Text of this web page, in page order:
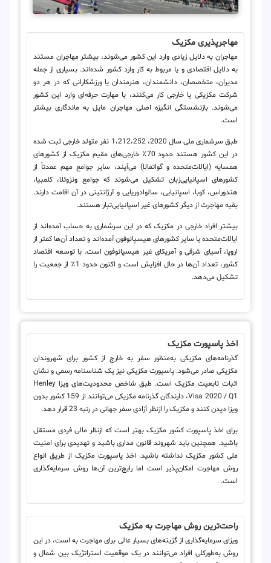
مهاجرپذیری مکزیک
مهاجران به دلایل زیادی وارد این کشور می‌شوند، بیشتر مهاجران مستند
به دلایل اقتصادی و یا مربوط به کار وارد کشور شده‌اند. بسیاری از جمله
مدیران، متخصصان، دانشمندان، هنرمندان یا ورزشکارانی که در هر دو
شرکت مکزیکی یا خارجی کار می‌کنند، با مهارت حرفه‌ای وارد این کشور
می‌شوند. بازنشستگی انگیزه اصلی مهاجران مایل به ماندگاری بیشتر
است.
طبق سرشماری ملی سال 2020، 1،212،252 نفر متولد خارجی ثبت‌ شده
در این کشور هستند حدود 70٪ خارجی‌های مقیم مکزیک از کشورهای
همسایه (ایالات‌متحده و گواتمالا) می‌آیند، سایر جوامع مهم عمدتاً از
کشورهای اسپانیایی‌زبان تشکیل می‌شوند که جوامع ونزوئلا، کلمبیا،
هندوراس، کوبا، اسپانیایی، سالوادوریایی و آرژانتینی در آن اقامت دارند.
بقیه مهاجرت از دیگر کشورهای غیر اسپانیایی‌تبار هستند.
بیشتر افراد خارجی در مکزیک که در این سرشماری به حساب آمده‌اند از
ایالات‌متحده یا سایر کشورهای هیسپانوفون آمده‌اند و تعداد آن‌ها کمتر از
اروپا، آسیای شرقی و آمریکای غیر هیسپانوفون است. با توسعه اقتصاد
کشور، تعداد آن‌ها در حال افزایش است و اکنون حدود 1٪ از جمعیت را
تشکیل می‌دهد.
اخذ پاسپورت مکزیک
گذرنامه‌های مکزیکی به‌منظور سفر به خارج از کشور برای شهروندان
مکزیکی صادر می‌شود. پاسپورت مکزیکی نیز یک شناسنامه رسمی و نشان
اثبات تابعیت مکزیک است. طبق شاخص محدودیت‌های ویزا Henley
Visa 2020 / Q1، دارندگان گذرنامه مکزیکی می‌توانند از 159 کشور بدون
ویزا دیدن کنند و مکزیک را ازنظر آزادی سفر جهانی در رتبه 23 قرار دهد.
برای اخذ پاسپورت کشور مکزیک بهتر است که ازنظر مالی فردی مستقل
باشید. همچنین باید شهروند قانون مداری باشید و تهدیدی برای امنیت
ملی کشور مکزیک نداشته باشید. اخذ پاسپورت مکزیک از طریق انواع
روش مهاجرت امکان‌پذیر است اما رایج‌ترین آن‌ها روش سرمایه‌گذاری
است.
راحت‌ترین روش مهاجرت به مکزیک
ویزای سرمایه‌گذاری از گزینه‌های بسیار عالی برای مهاجرت به است، در این
روش به‌طورکلی افراد می‌توانند در یک موقعیت استراتژیک بین شمال و